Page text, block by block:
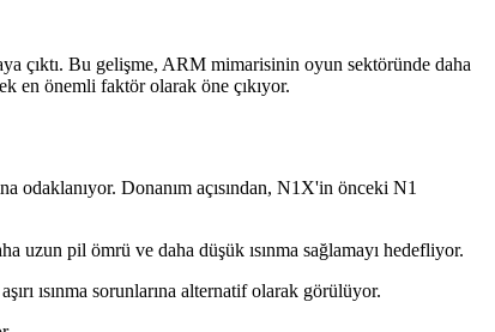
çıktı. Bu gelişme, ARM mimarisinin oyun sektöründe daha
en önemli faktör olarak öne çıkıyor.
Donanım açısından, N1X'in önceki N1
pil ömrü ve daha düşük ısınma sağlamayı hedefliyor.
ısınma sorunlarına alternatif olarak görülüyor.